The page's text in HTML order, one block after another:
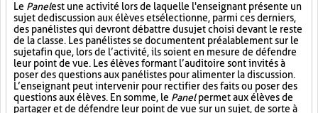
Le Panelest une activité lors de laquelle l'enseignant présente un
sujet de discussion aux élèves et sélectionne, parmi ces derniers,
des panélistes qui devront débattre du sujet choisi devant le reste
de la classe. Les panélistes se documentent préalablement sur le
sujet afin que, lors de l’activité, ils soient en mesure de défendre
leur point de vue. Les élèves formant l’auditoire sont invités à
poser des questions aux panélistes pour alimenter la discussion.
L’enseignant peut intervenir pour rectifier des faits ou poser des
questions aux élèves. En somme, le Panelpermet aux élèves de
partager et de défendre leur point de vue sur un sujet, de sorte à